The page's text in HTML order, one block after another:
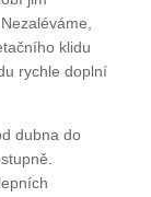
klidu
rychle doplní
dubna do